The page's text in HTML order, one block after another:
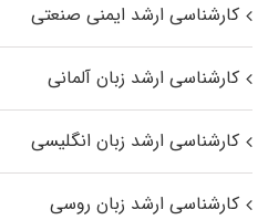
کارشناسی ارشد ایمنی صنعتی
کارشناسی ارشد زبان آلمانی
کارشناسی ارشد زبان انگلیسی
کارشناسی ارشد زبان روسی